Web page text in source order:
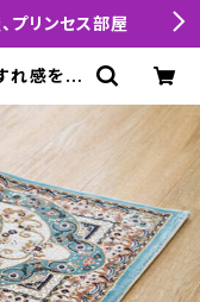
プリンセス部屋
れ感を出
公にな
と照明を
す」